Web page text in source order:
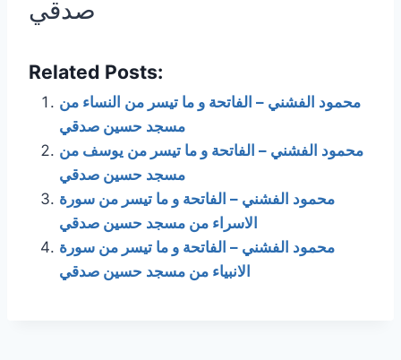
صدقي
Related Posts:
محمود الفشني – الفاتحة و ما تيسر من النساء من
مسجد حسين صدقي
محمود الفشني – الفاتحة و ما تيسر من يوسف من
مسجد حسين صدقي
محمود الفشني – الفاتحة و ما تيسر من سورة
الاسراء من مسجد حسين صدقي
محمود الفشني – الفاتحة و ما تيسر من سورة
الانبياء من مسجد حسين صدقي